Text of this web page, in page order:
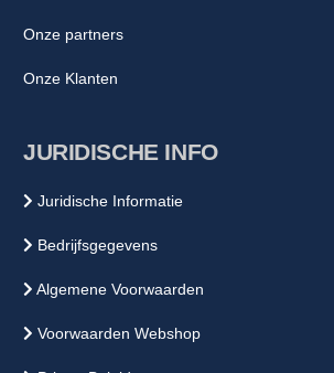
Onze partners
Onze Klanten
JURIDISCHE INFO
Juridische Informatie
Bedrijfsgegevens
Algemene Voorwaarden
Voorwaarden Webshop